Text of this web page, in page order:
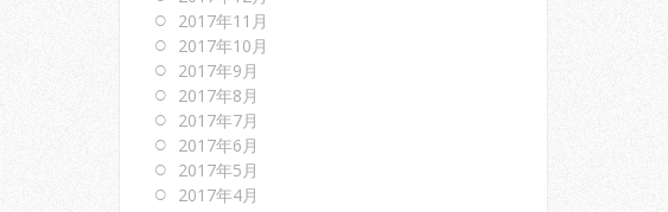
2017年11月
2017年10月
2017年9月
2017年8月
2017年7月
2017年6月
2017年5月
2017年4月